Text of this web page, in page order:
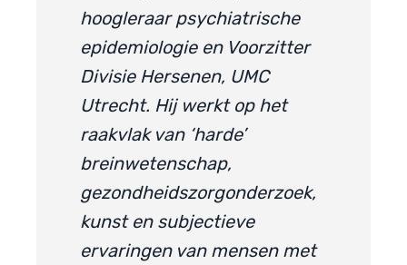
hoogleraar psychiatrische
epidemiologie en Voorzitter
Divisie Hersenen, UMC
Utrecht. Hij werkt op het
raakvlak van ‘harde’
breinwetenschap,
gezondheidszorgonderzoek,
kunst en subjectieve
ervaringen van mensen met